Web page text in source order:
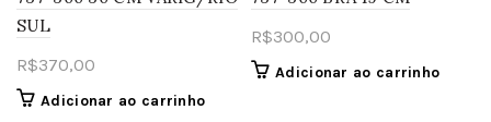
SUL
R$370,00
Adicionar ao carrinho
R$300,00
Adicionar ao carrinho